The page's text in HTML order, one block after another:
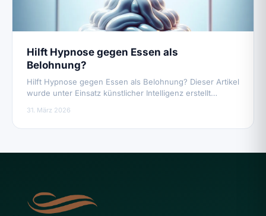
Hilft Hypnose gegen Essen als
Belohnung?
Hilft Hypnose gegen Essen als Belohnung? Dieser Artikel
wurde unter Einsatz künstlicher Intelligenz erstellt…
31. März 2026